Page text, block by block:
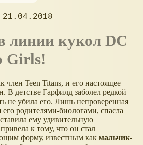
21.04.2018
Girls!
член Teen Titans, и его настоящее
детстве Гарфилд заболел редкой
не убила его. Лишь непроверенная
родителями-биологами, спасла
ему удивительную
к тому, что он стал
форму, известным как мальчик-